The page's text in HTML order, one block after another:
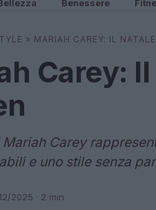
Benessere
» MARIAH CAREY: IL
Carey:
Mariah Carey
e uno stile senza
2025 · 2 min